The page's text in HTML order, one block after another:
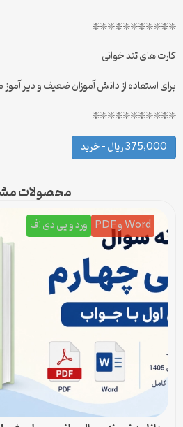
❇️❇️❇️❇️❇️❇️❇️❇️❇️❇️❇️
کارت های تند خوانی
برای استفاده از دانش آموزان ضعیف و دیر
❇️❇️❇️❇️❇️❇️❇️❇️❇️❇️❇️
375,000 ریال – خرید
محصولات
Word و PDF ورد و پی دی اف